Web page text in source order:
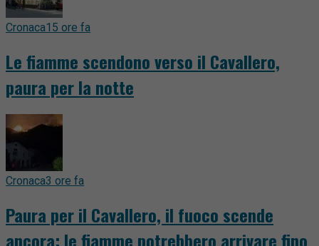
Cronaca15 ore fa
Le fiamme scendono verso il Cavallero,
paura per la notte
Cronaca3 ore fa
Paura per il Cavallero, il fuoco scende
ancora: le fiamme potrebbero arrivare fino